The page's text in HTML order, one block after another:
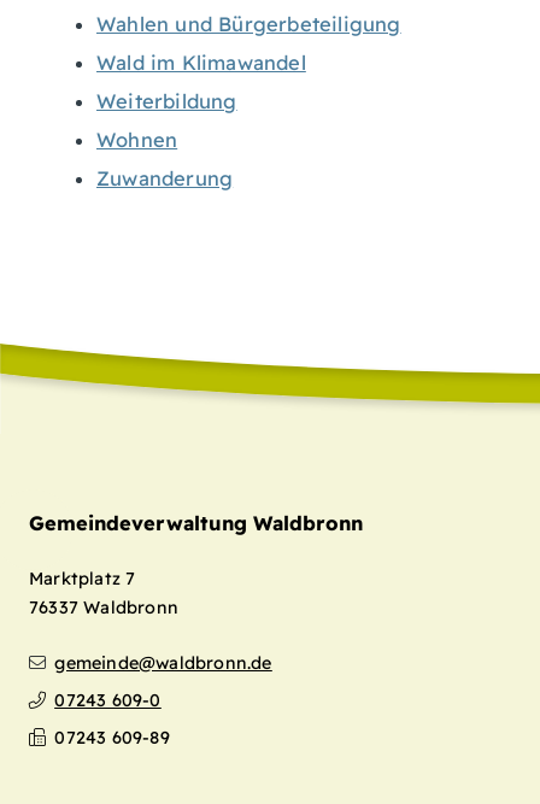
Wahlen und Bürgerbeteiligung
Wald im Klimawandel
Weiterbildung
Wohnen
Zuwanderung
Gemeindeverwaltung Waldbronn
Marktplatz 7
76337 Waldbronn
gemeinde@waldbronn.de
07243 609-0
07243 609-89